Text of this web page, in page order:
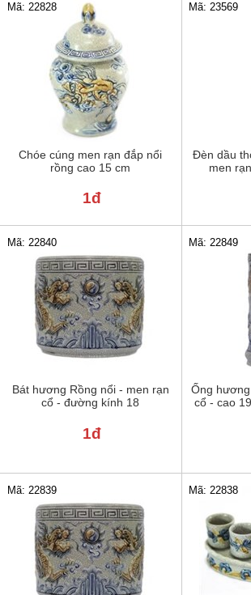
Chóe cúng men rạn đắp nổi
rồng cao 15 cm
Mã: 22828
1đ
Đèn dầu
men
Mã: 23569
Bát hương Rồng nổi - men rạn
cổ - đường kính 18
Mã: 22840
1đ
Ống
cổ - cao
Mã: 22849
Mã: 22839 Mã: 22838